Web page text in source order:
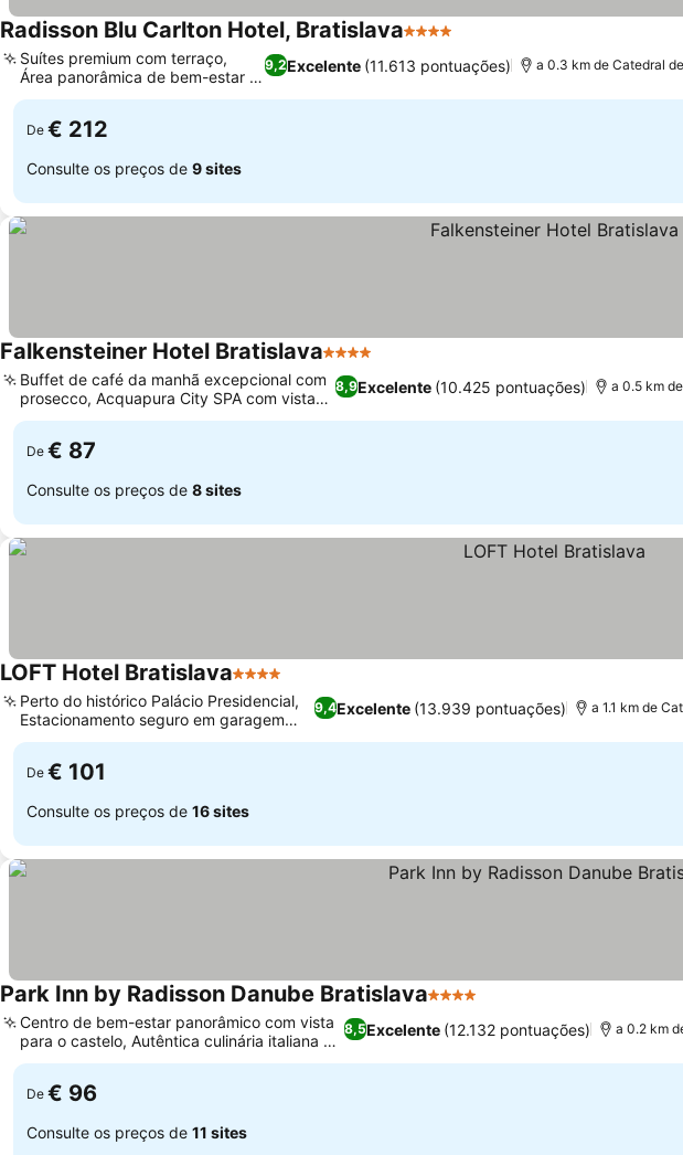
Radisson Blu Carlton Hotel, Bratislava4 Estrelas
9,2Excelente (11.613 pontuações)
Suítes premium com terraço,
Área panorâmica de bem-estar e
spa
a 0.3 km de Catedral
De € 212
Consulte os preços de 9 sites
Falkensteiner Hotel Bratislava4 Estrelas
8,9Excelente (10.425 pontuações)
Buffet de café da manhã excepcional com
prosecco, Acquapura City SPA com vista
para o castelo
a 0.5 km
De € 87
Consulte os preços de 8 sites
LOFT Hotel Bratislava4 Estrelas
9,4Excelente (13.939 pontuações)
Perto do histórico Palácio Presidencial,
Estacionamento seguro em garagem
subterrânea
a 1.1 km de
De € 101
Consulte os preços de 16 sites
Park Inn by Radisson Danube Bratislava4 Estrelas
8,5Excelente (12.132 pontuações)
Centro de bem-estar panorâmico com vista
para o castelo, Autêntica culinária italiana no
Bocca Buona
a 0.2 km
De € 96
Consulte os preços de 11 sites